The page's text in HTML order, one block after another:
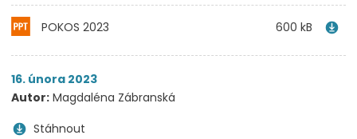
POKOS 2023 600 kB
16. února 2023
Autor: Magdaléna Zábranská
Stáhnout